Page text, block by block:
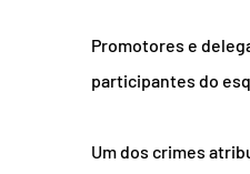
Promotores e
participantes do
Um dos crimes